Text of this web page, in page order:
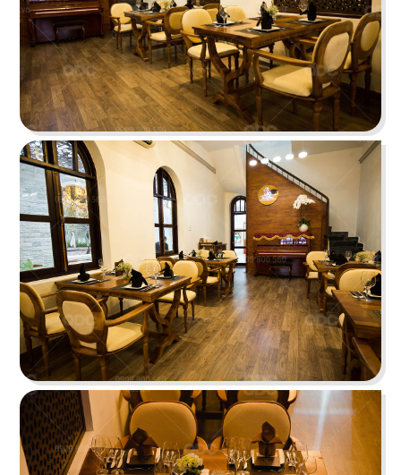
Chi tiết
O TEM
Phong cách Indochine kết hợp kiến trúc cung
đình mang đến vẻ đẹp trầm mặc
Chi tiết